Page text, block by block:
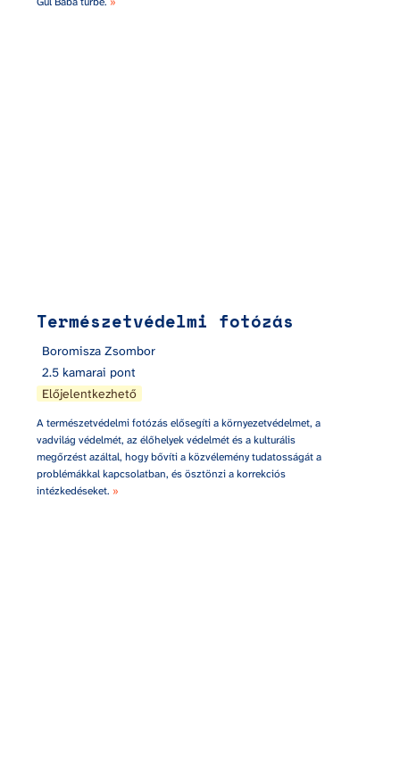
Természetvédelmi fotózás
Boromisza Zsombor
2.5 kamarai pont
Előjelentkezhető
A természetvédelmi fotózás elősegíti a környezetvédelmet, a
vadvilág védelmét, az élőhelyek védelmét és a kulturális
megőrzést azáltal, hogy bővíti a közvélemény tudatosságát a
problémákkal kapcsolatban, és ösztönzi a korrekciós
intézkedéseket. »